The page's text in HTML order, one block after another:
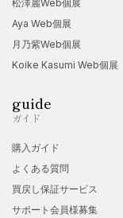
松澤麗Web個展
Aya Web個展
月乃紫Web個展
Koike Kasumi Web個展
guide
ガイド
購入ガイド
よくある質問
買戻し保証サービス
サポート会員様募集